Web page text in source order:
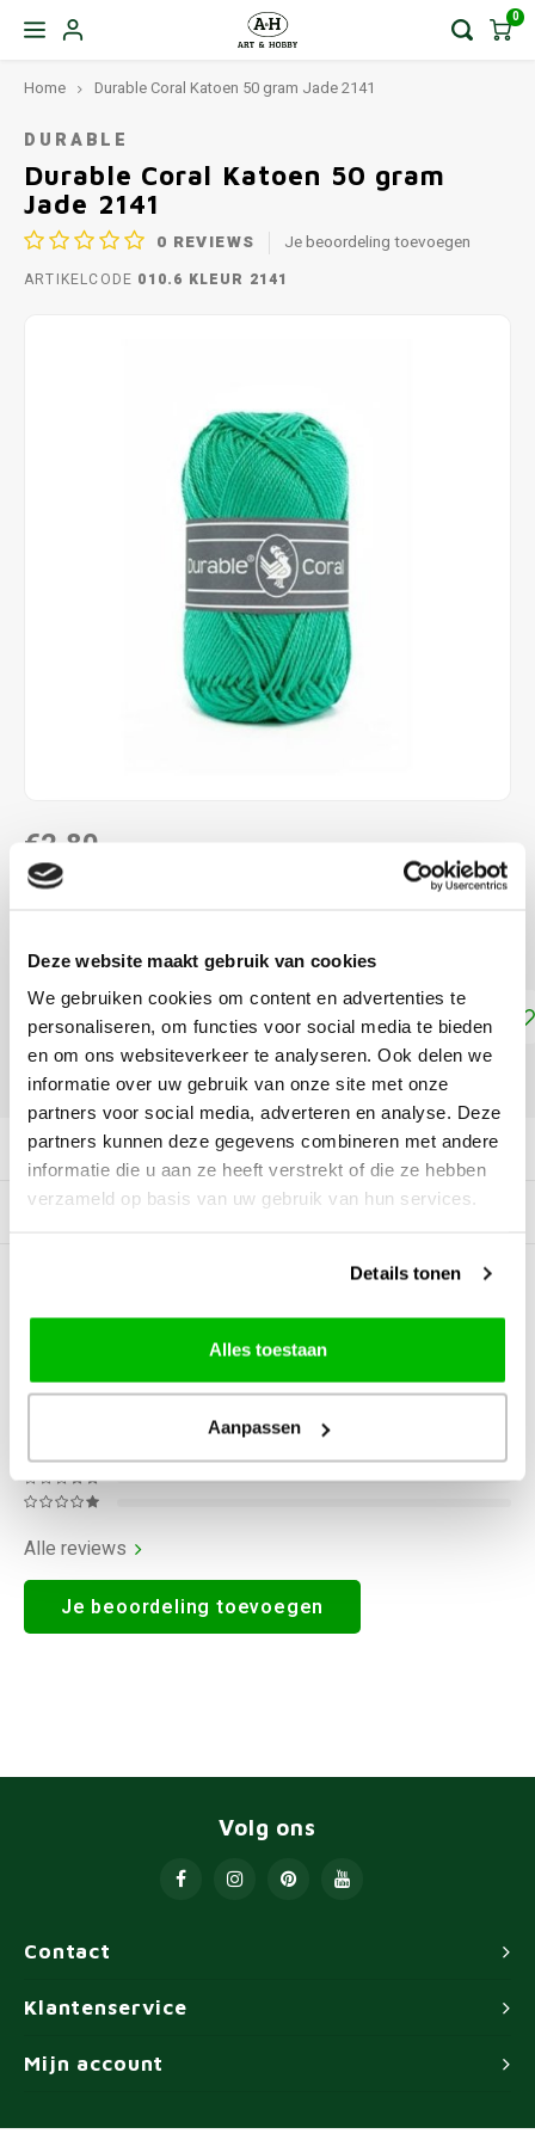
Deze website maakt gebruik van cookies
We gebruiken cookies om content en advertenties te
personaliseren, om functies voor social media te bieden
en om ons websiteverkeer te analyseren. Ook delen we
informatie over uw gebruik van onze site met onze
partners voor social media, adverteren en analyse. Deze
partners kunnen deze gegevens combineren met andere
informatie die u aan ze heeft verstrekt of die ze hebben
verzameld op basis van uw gebruik van hun services.
Details tonen
Alles toestaan
Aanpassen
0
Home Durable Coral Katoen 50 gram Jade 2141
DURABLE
Durable Coral Katoen 50 gram
Jade 2141
0 REVIEWS Je beoordeling toevoegen
ARTIKELCODE 010.6 KLEUR 2141
€2,80
DIRECT LEVERBAAR
100 % katoen naalddikte: 2,5 - 3,0 mm Lees meer
Toevoegen aan winkelwagen
DELEN:
Productomschrijving
Gerelateerde producten
BEOORDELINGEN
Alle reviews
Je beoordeling toevoegen
Contact
Volg ons
Klantenservice
Mijn account